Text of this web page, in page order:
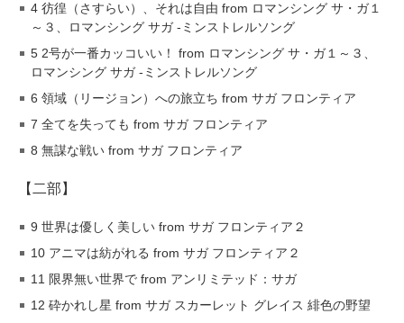
4 彷徨（さすらい）、それは自由 from ロマンシング サ・ガ１
～３、ロマンシング サガ -ミンストレルソング
5 2号が一番カッコいい！ from ロマンシング サ・ガ１～３、
ロマンシング サガ -ミンストレルソング
6 領域（リージョン）への旅立ち from サガ フロンティア
7 全てを失っても from サガ フロンティア
8 無謀な戦い from サガ フロンティア
【二部】
9 世界は優しく美しい from サガ フロンティア２
10 アニマは紡がれる from サガ フロンティア２
11 限界無い世界で from アンリミテッド：サガ
12 砕かれし星 from サガ スカーレット グレイス 緋色の野望